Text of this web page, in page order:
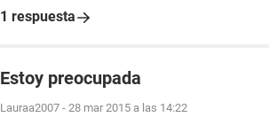
1 respuesta
Estoy preocupada
Lauraa2007 - 28 mar 2015 a las 14:22